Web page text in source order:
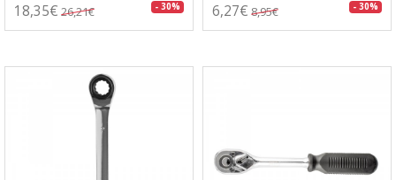
18,35€ 26,21€ - 30% 6,27€ 8,95€ - 30%